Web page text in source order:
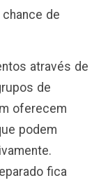
de
através de
de
oferecem
podem
fica